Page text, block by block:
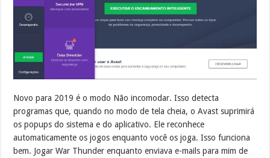
Novo para 2019 é o modo Não incomodar. Isso detecta
programas que, quando no modo de tela cheia, o Avast suprimirá
os popups do sistema e do aplicativo. Ele reconhece
automaticamente os jogos enquanto você os joga. Isso funciona
bem. Jogar War Thunder enquanto enviava e-mails para mim de